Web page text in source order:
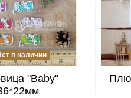
в наличии
"Baby"